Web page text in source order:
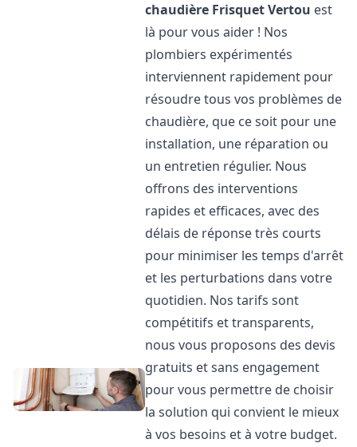
chaudière FrisquetVertou est
là pour vous aider ! Nos
plombiers expérimentés
interviennent rapidement pour
résoudre tous vos problèmes de
chaudière, que ce soit pour une
installation, une réparation ou
un entretien régulier. Nous
offrons des interventions
rapides et efficaces, avec des
délais de réponse très courts
pour minimiser les temps d'arrêt
et les perturbations dans votre
quotidien. Nos tarifs sont
compétitifs et transparents,
nous vous proposons des devis
gratuits et sans engagement
pour vous permettre de choisir
la solution qui convient le mieux
à vos besoins et à votre budget.